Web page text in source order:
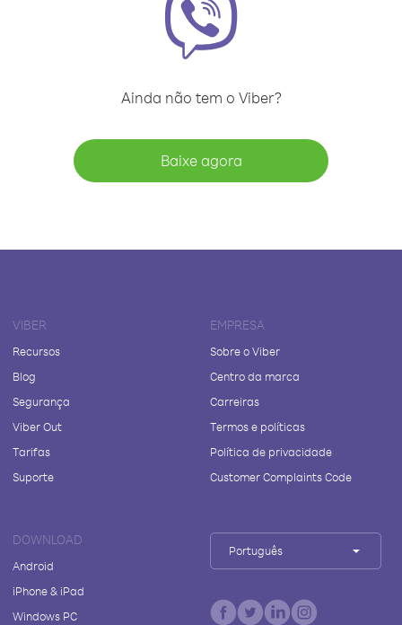
Ainda não tem o Viber?
Baixe agora
VIBER
Recursos
Blog
Segurança
Viber Out
Tarifas
Suporte
EMPRESA
Sobre o Viber
Centro da marca
Carreiras
Termos e políticas
Política de privacidade
Customer Complaints Code
DOWNLOAD
Android
iPhone & iPad
Windows PC
Português